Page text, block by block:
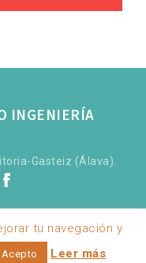
INGENIERÍA
Gasteiz (Álava).
tu navegación y
Acepto Leer más